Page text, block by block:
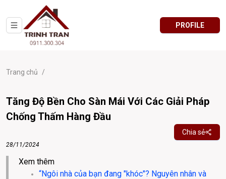
PROFILE
Trang chủ /
Tăng Độ Bền Cho Sàn Mái Với Các Giải Pháp
Chống Thấm Hàng Đầu
Chia sẻ
28/11/2024
Xem thêm
“Ngôi nhà của bạn đang "khóc"? Nguyên nhân và